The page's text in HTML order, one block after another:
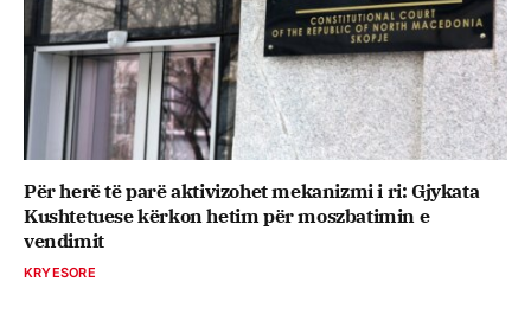
Për herë të parë aktivizohet mekanizmi i ri: Gjykata
Kushtetuese kërkon hetim për moszbatimin e
vendimit
KRYESORE